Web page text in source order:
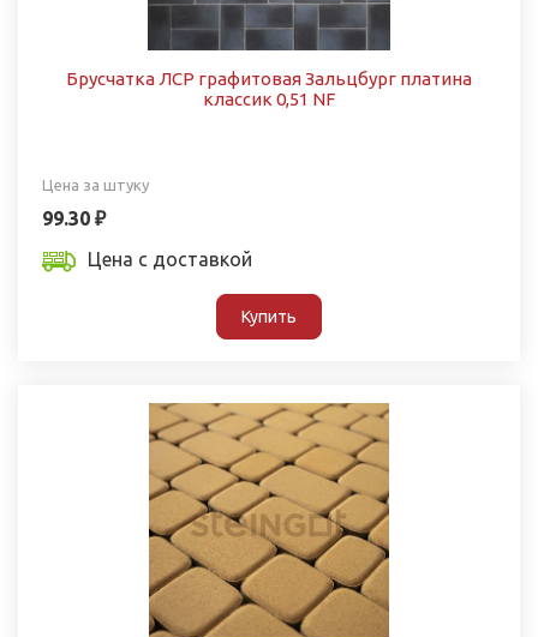
Брусчатка ЛСР графитовая Зальцбург платина
классик 0,51 NF
Цена за штуку
99.30 ₽
Цена с доставкой
Купить